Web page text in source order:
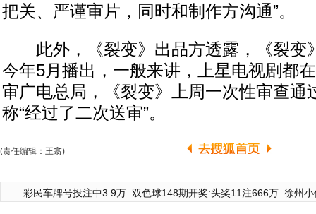
把关、严谨审片，同时和制作方沟通”。
此外，《裂变》出品方透露，《裂变
今年5月播出，一般来讲，上星电视剧都
审广电总局，《裂变》上周一次性审查通
称“经过了二次送审”。
(责任编辑：王翕)
彩民车牌号投注中3.9万 双色球148期开奖:头奖11注666万 徐州